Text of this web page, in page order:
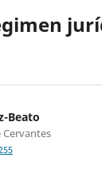
Beato